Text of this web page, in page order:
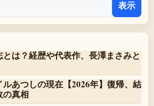
表示
は？経歴や代表作、長澤まさみと
ルあつしの現在【2026年】復帰、結
の真相